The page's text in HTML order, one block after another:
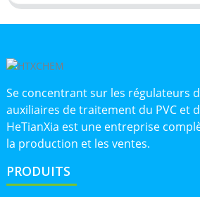
Se concentrant sur les régulateurs
auxiliaires de traitement du PVC et
HeTianXia est une entreprise
la production et les ventes.
PRODUITS